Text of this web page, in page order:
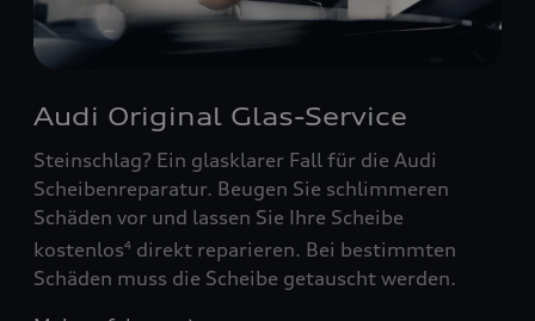
Audi Original Glas-Service
Steinschlag? Ein glasklarer Fall für die Audi
Scheibenreparatur. Beugen Sie schlimmeren
Schäden vor und lassen Sie Ihre Scheibe
kostenlos4 direkt reparieren. Bei bestimmten
Schäden muss die Scheibe getauscht werden.